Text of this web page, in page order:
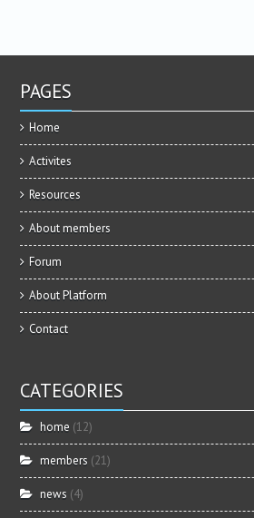
PAGES
Home
Activites
Resources
About members
Forum
About Platform
Contact
CATEGORIES
home (12)
members (21)
news (4)